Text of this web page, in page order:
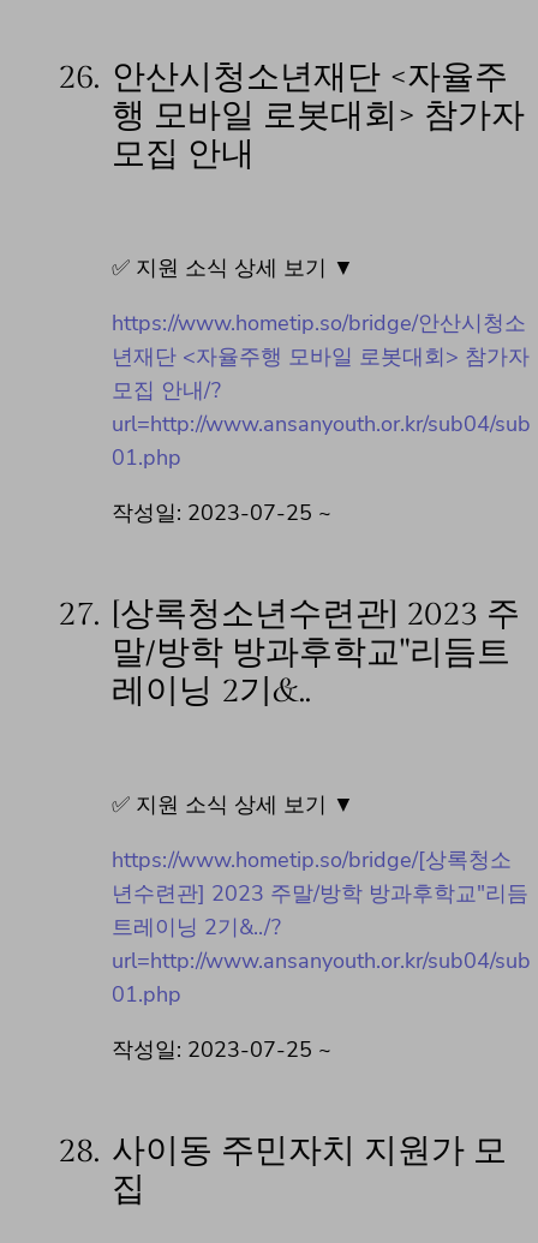
26. 안산시청소년재단 <자율주
행 모바일 로봇대회> 참가자
모집 안내
✅ 지원 소식 상세 보기 ▼
https://www.hometip.so/bridge/안산시청소
년재단 <자율주행 모바일 로봇대회> 참가자
모집 안내/?
url=http://www.ansanyouth.or.kr/sub04/sub
01.php
작성일: 2023-07-25 ~
27. [상록청소년수련관] 2023 주
말/방학 방과후학교"리듬트
레이닝 2기&..
✅ 지원 소식 상세 보기 ▼
https://www.hometip.so/bridge/[상록청소
년수련관] 2023 주말/방학 방과후학교"리듬
트레이닝 2기&../?
url=http://www.ansanyouth.or.kr/sub04/sub
01.php
작성일: 2023-07-25 ~
28. 사이동 주민자치 지원가 모
집